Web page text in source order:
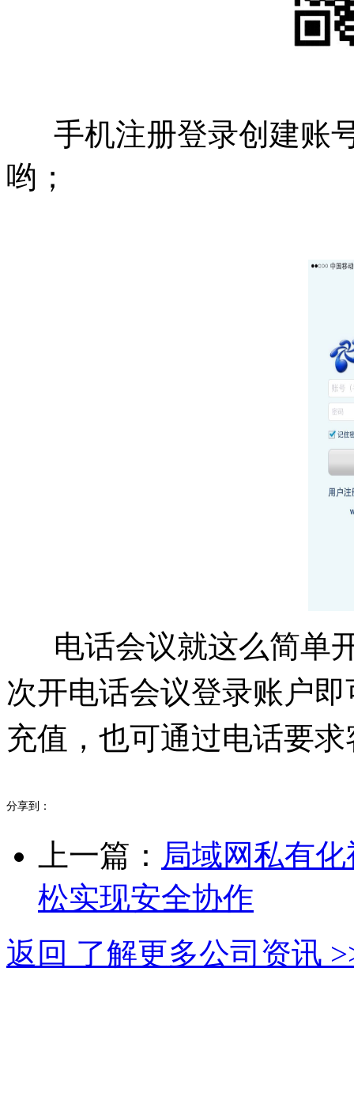
手机注册登录创建账
哟；
电话会议就这么简单
次开电话会议登录账户
充值，也可通过电话要
分享到：
上一篇： 局域网私有
松实现安全协作
返回 了解更多公司资讯